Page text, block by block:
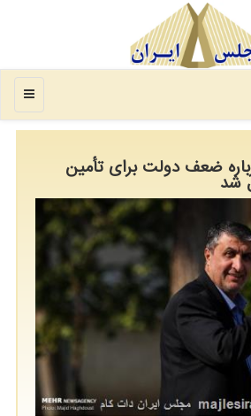
منو
ضعف دولت برای تأمین
شد